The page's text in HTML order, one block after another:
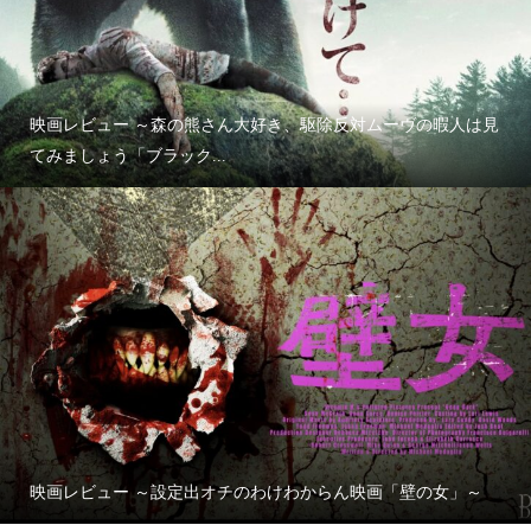
映画レビュー ～森の熊さん大好き、駆除反対ムーヴの暇人は見
てみましょう「ブラック...
映画レビュー ～設定出オチのわけわからん映画「壁の女」～